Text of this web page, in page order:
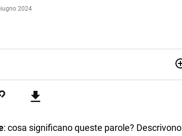
2024
Internazionale a Padova. Dopo un pò di anni negli
chiamato per una supplenza covid nella classe di
: cosa significano queste parole? Descrivono